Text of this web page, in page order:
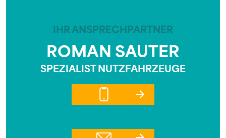
IHR ANSPRECHPARTNER
ROMAN SAUTER
SPEZIALIST NUTZFAHRZEUGE